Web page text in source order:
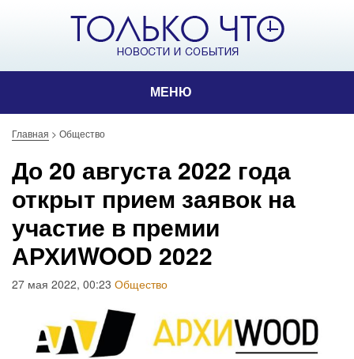
МЕНЮ
Главная > Общество
До 20 августа 2022 года
открыт прием заявок на
участие в премии
АРХИWOOD 2022
27 мая 2022, 00:23 Общество